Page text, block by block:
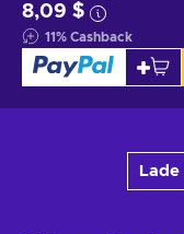
8,09 $
11% Cashback
Lade